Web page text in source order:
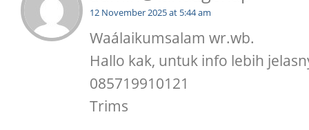
12 November 2025 at 5:44 am
Waálaikumsalam wr.wb.
Hallo kak, untuk info lebih
085719910121
Trims